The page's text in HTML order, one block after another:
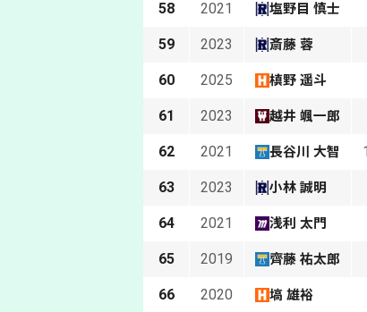
58 2021 塩野目 慎士
59 2023 斎藤 蓉
60 2025 槙野 遥斗
61 2023 越井 颯一郎
62 2021 長谷川 大智
63 2023 小林 誠明
64 2021 浅利 太門
65 2019 齊藤 祐太郎
66 2020 塙 雄裕